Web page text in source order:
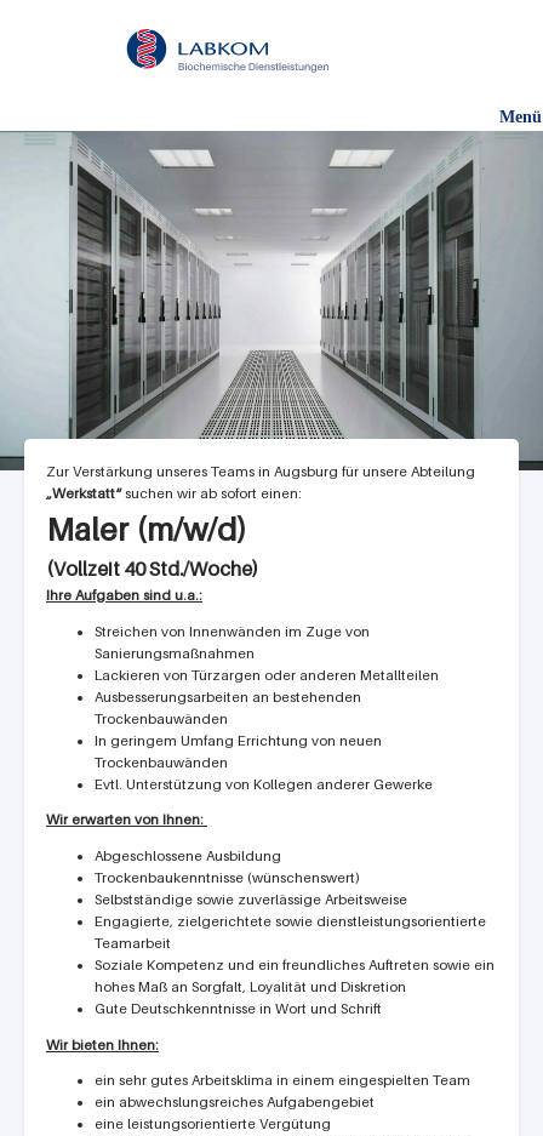
zum
Menü
Zur Verstärkung unseres Teams in Augsburg für unsere Abteilung
„Werkstatt“suchen wir ab sofort einen:
Maler (m/w/d)
(Vollzeit 40 Std./Woche)
Ihre Aufgaben sind u.a.:
Streichen von Innenwänden im Zuge von
Sanierungsmaßnahmen
Lackieren von Türzargen oder anderen Metallteilen
Ausbesserungsarbeiten an bestehenden
Trockenbauwänden
In geringem Umfang Errichtung von neuen
Trockenbauwänden
Evtl. Unterstützung von Kollegen anderer Gewerke
Wir erwarten von Ihnen:
Abgeschlossene Ausbildung
Trockenbaukenntnisse (wünschenswert)
Selbstständige sowie zuverlässige Arbeitsweise
Engagierte, zielgerichtete sowie dienstleistungsorientierte
Teamarbeit
Soziale Kompetenz und ein freundliches Auftreten sowie ein
hohes Maß an Sorgfalt, Loyalität und Diskretion
Gute Deutschkenntnisse in Wort und Schrift
Wir bieten Ihnen:
ein sehr gutes Arbeitsklima in einem eingespielten Team
ein abwechslungsreiches Aufgabengebiet
eine leistungsorientierte Vergütung